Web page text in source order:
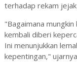
terhadap rekam
"Bagaimana
kembali diberi
Ini menunjukkan
kepentingan,"